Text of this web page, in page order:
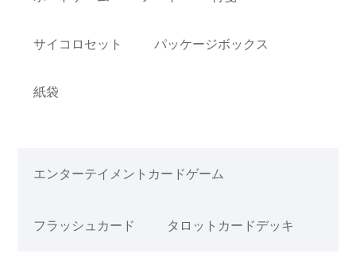
サイコロセット パッケージボックス
紙袋
エンターテイメントカードゲーム
フラッシュカード タロットカードデッキ